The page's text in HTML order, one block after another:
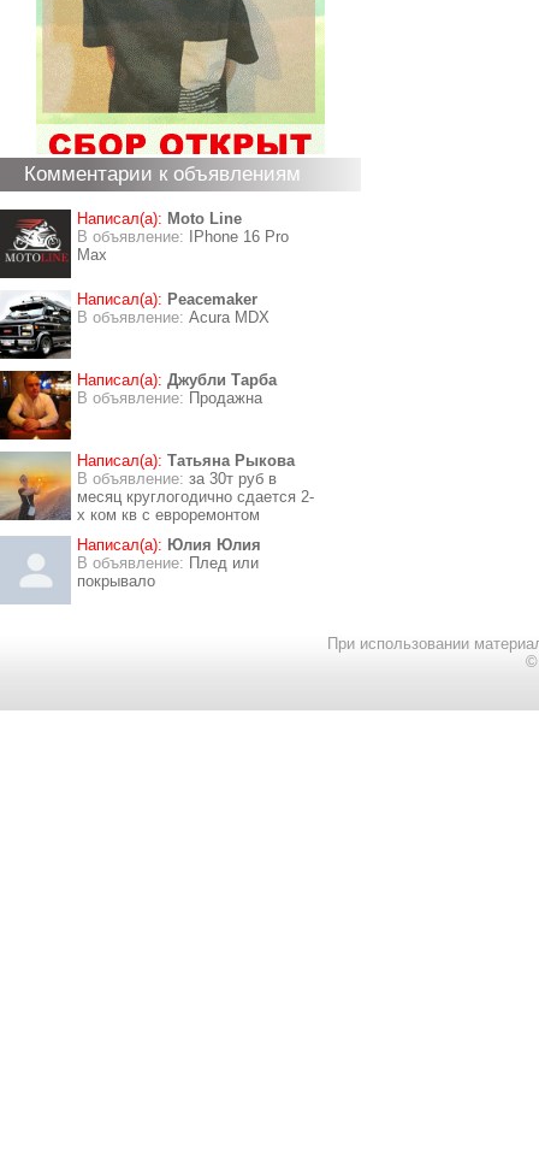
Комментарии к объявлениям
Написал(а): Moto Line
В объявление:
IPhone 16 Pro
Max
Написал(а): Peacemaker
В объявление: Acura MDX
Написал(а): Джубли Тарба
В объявление: Продажна
Написал(а): Татьяна Рыкова
В объявление: за 30т руб в
месяц круглогодично сдается 2-
х ком кв с евроремонтом
Написал(а): Юлия Юлия
В объявление: Плед или
покрывало
При использовании